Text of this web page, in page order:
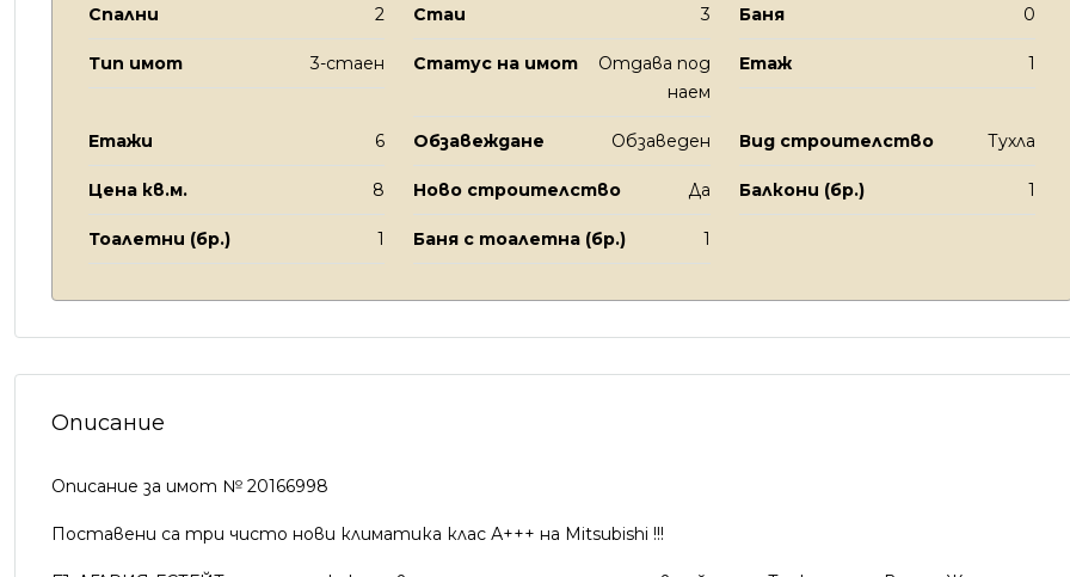
Спални 2 Стаи 3 Баня 0
Тип имот 3-стаен Статус на имот
Отдава под
наем
Етаж 1
Етажи 6 Обзавеждане Обзаведен Вид строителство Тухла
Цена кв.м. 8 Ново строителство Да Балкони (бр.) 1
Тоалетни (бр.) 1 Баня с тоалетна (бр.) 1
Описание
Описание за имот № 20166998
Поставени са три чисто нови климатика клас А+++ на Mitsubishi !!!